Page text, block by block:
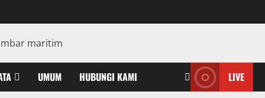
UMUM HUBUNGI KAMI LIVE